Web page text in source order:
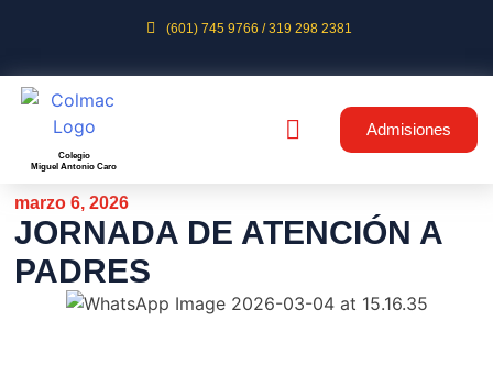
(601) 745 9766 / 319 298 2381
Colegio
Miguel Antonio Caro
Admisiones
marzo 6, 2026
JORNADA DE ATENCIÓN A
PADRES